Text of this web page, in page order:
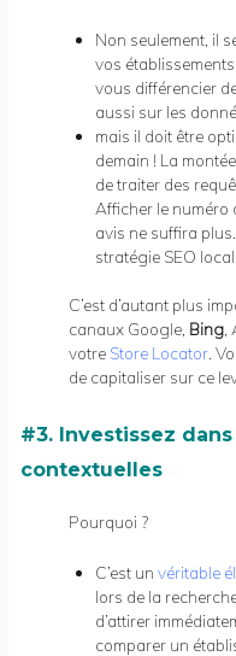
Non seulement, il
vos
vous différencier
aussi sur les
mais il doit être
demain ! La
de traiter des
Afficher le numéro
avis ne suffira
stratégie SEO
C’est d’autant plus
canaux Google, Bing
votre Store Locator .
de capitaliser sur ce
#3. Investissez
contextuelles
Pourquoi ?
C’est un véritable
lors de la
d’attirer
comparer un